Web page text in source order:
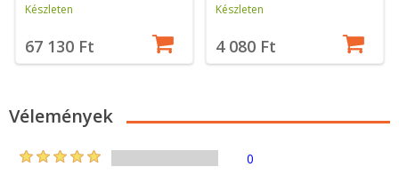
Készleten
67 130 Ft
Készleten
4 080 Ft
Vélemények
0